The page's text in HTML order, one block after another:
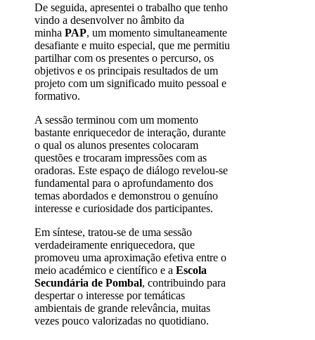
De seguida, apresentei o trabalho que tenho
vindo a desenvolver no âmbito da
minha PAP, um momento simultaneamente
desafiante e muito especial, que me permitiu
partilhar com os presentes o percurso, os
objetivos e os principais resultados de um
projeto com um significado muito pessoal e
formativo.
A sessão terminou com um momento
bastante enriquecedor de interação, durante
o qual os alunos presentes colocaram
questões e trocaram impressões com as
oradoras. Este espaço de diálogo revelou‑se
fundamental para o aprofundamento dos
temas abordados e demonstrou o genuíno
interesse e curiosidade dos participantes.
Em síntese, tratou‑se de uma sessão
verdadeiramente enriquecedora, que
promoveu uma aproximação efetiva entre o
meio académico e científico e a Escola
Secundária de Pombal, contribuindo para
despertar o interesse por temáticas
ambientais de grande relevância, muitas
vezes pouco valorizadas no quotidiano.